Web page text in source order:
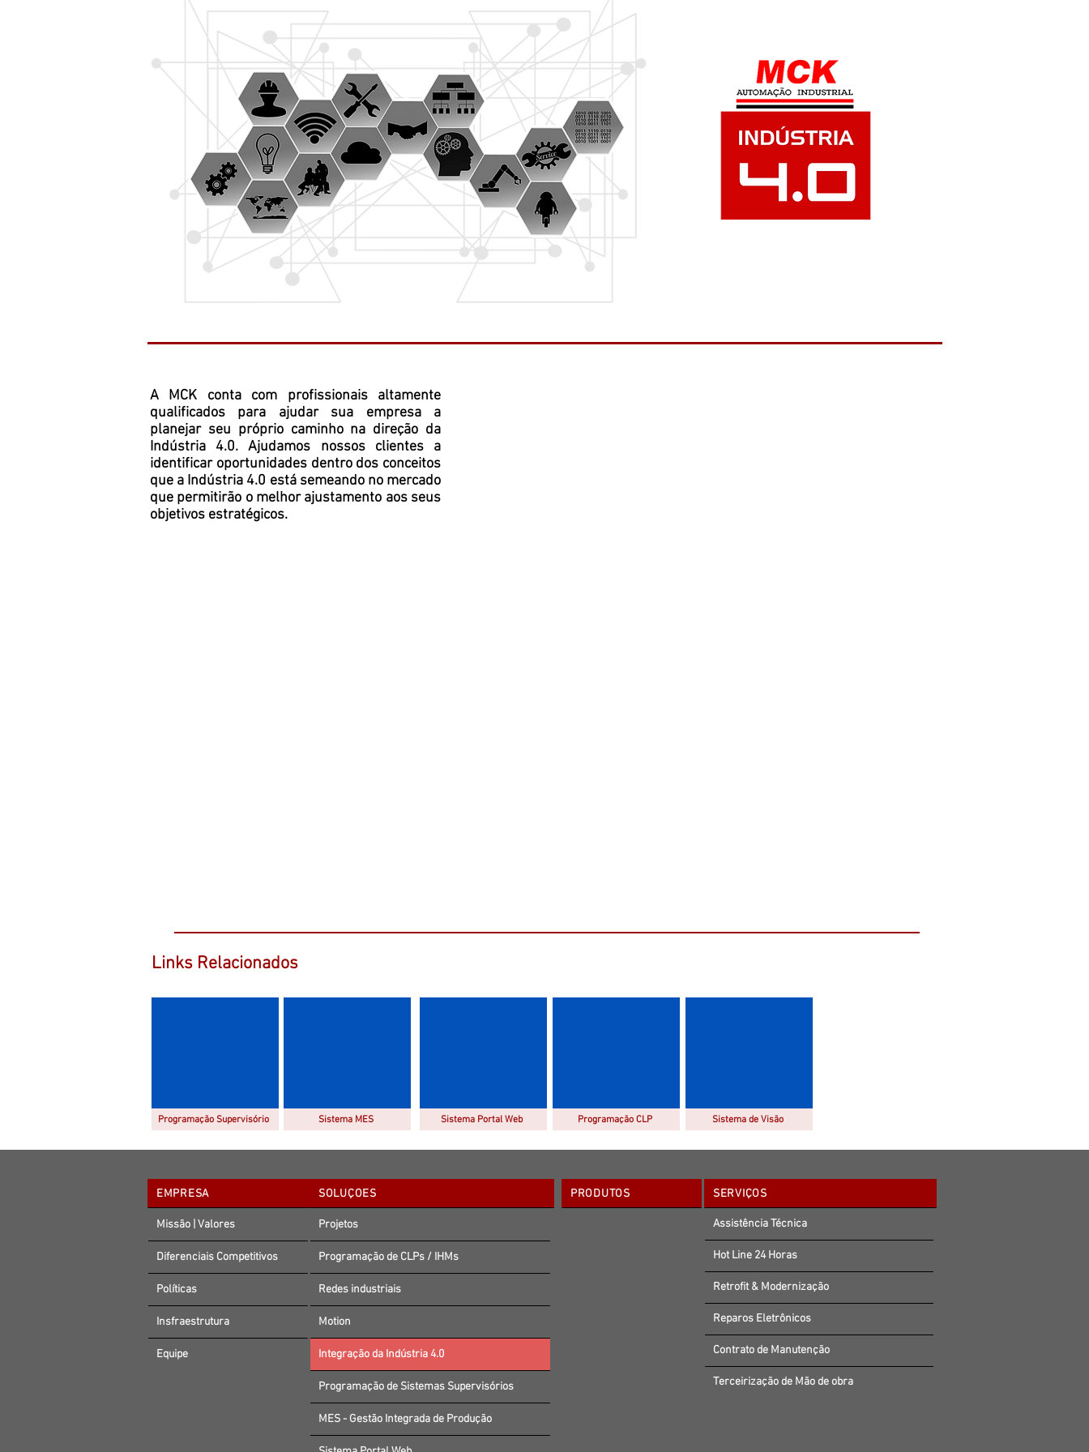
A MCK conta com profissionais altamente
qualificados para ajudar sua empresa a
planejar seu próprio caminho na direção da
Indústria 4.0. Ajudamos nossos clientes a
identificar oportunidades dentro dos conceitos
que a Indústria 4.0 está semeando no mercado
que permitirão o melhor ajustamento aos seus
objetivos estratégicos.
Links Relacionados
Programação Supervisório Sistema MES Sistema Portal Web Programação CLP Sistema de Visão
EMPRESA SOLUÇÕES
Missão | Valores
Diferenciais Competitivos
Políticas
Insfraestrutura
Equipe
Projetos
Programação de CLPs / IHMs
Redes industriais
Motion
Integração da Indústria 4.0
Programação de Sistemas Supervisórios
MES - Gestão Integrada de Produção
PRODUTOS SERVIÇOS
Assistência Técnica
Hot Line 24 Horas
Retrofit & Modernização
Reparos Eletrônicos
Contrato de Manutenção
Terceirização de Mão de obra